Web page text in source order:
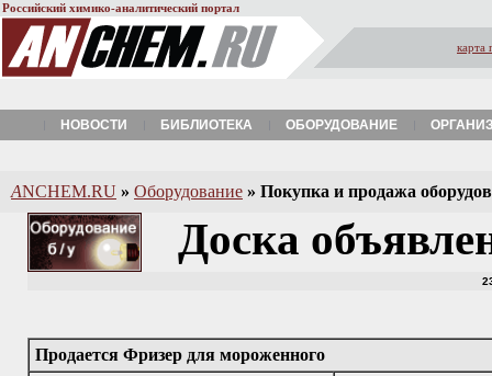
Российский химико-аналитический портал
карта
НОВОСТИ БИБЛИОТЕКА ОБОРУДОВАНИЕ
ANCHEM.RU » Оборудование » Покупка и продажа
Доска
Продается Фризер для мороженного